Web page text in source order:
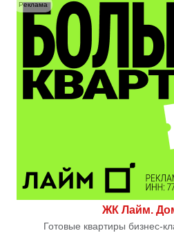
ЖК Лайм.
Готовые квартиры бизнес-
Реклама